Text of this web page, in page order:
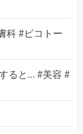
科 #ピコトー
ると... #美容 #